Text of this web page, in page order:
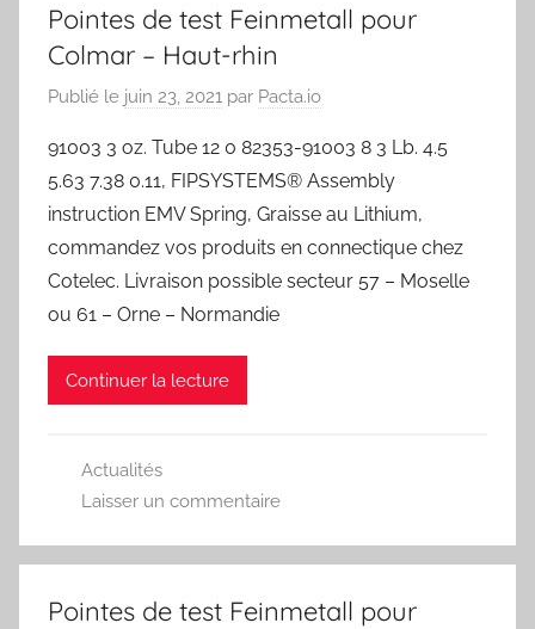
Pointes de test Feinmetall pour
Colmar – Haut-rhin
Publié le juin 23, 2021 par Pacta.io
91003 3 oz. Tube 12 0 82353-91003 8 3 Lb. 4.5
5.63 7.38 0.11, FIPSYSTEMS® Assembly
instruction EMV Spring, Graisse au Lithium,
commandez vos produits en connectique chez
Cotelec. Livraison possible secteur 57 – Moselle
ou 61 – Orne – Normandie
Continuer la lecture
Actualités
Laisser un commentaire
Pointes de test Feinmetall pour